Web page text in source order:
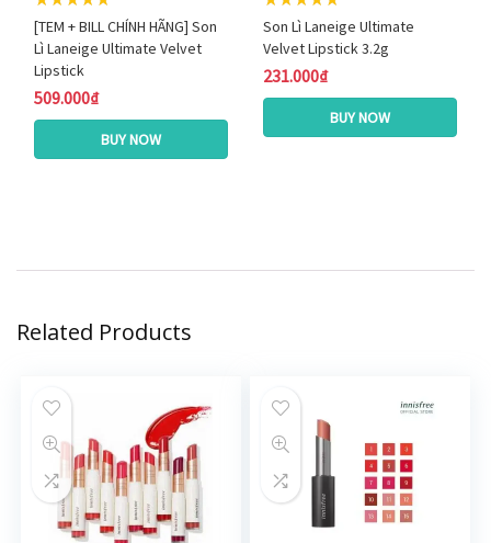
[TEM + BILL CHÍNH HÃNG] Son
Lì Laneige Ultimate Velvet
Lipstick
509.000₫
BUY NOW
Son Lì Laneige Ultimate
Velvet Lipstick 3.2g
231.000₫
BUY NOW
Related Products